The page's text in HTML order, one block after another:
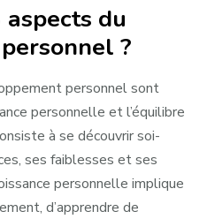
du
?
personnel sont
personnelle et l’équilibre
à se découvrir soi-
ses faiblesses et ses
personnelle implique
d’apprendre de